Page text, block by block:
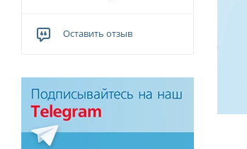
Оставить отзыв